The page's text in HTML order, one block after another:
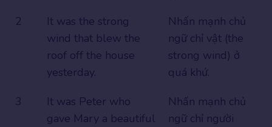
2
It was the strong
wind that blew the
roof off the house
yesterday.
Nhấn mạnh chủ
ngữ chỉ vật (the
strong wind) ở
quá khứ.
3
It was Peter who
gave Mary a beautiful
Nhấn mạnh chủ
ngữ chỉ người